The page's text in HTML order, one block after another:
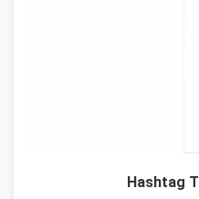
Hashtag